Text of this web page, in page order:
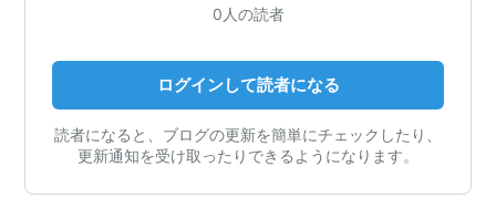
0人の読者
ログインして読者になる
読者になると、ブログの更新を簡単にチェックしたり、
更新通知を受け取ったりできるようになります。